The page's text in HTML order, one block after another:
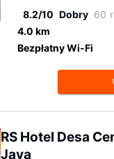
8.2/10 Dobry 60
4.0 km
Bezpłatny Wi-Fi
RS Hotel Desa
Jaya